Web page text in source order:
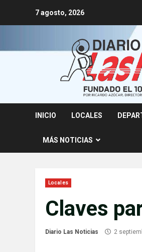
7 agosto, 2026
INICIO LOCALES
MÁS NOTICIAS
Locales
Claves
Diario Las Noticias 2